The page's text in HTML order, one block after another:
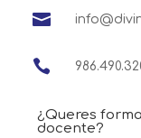


¿Queres
docente?